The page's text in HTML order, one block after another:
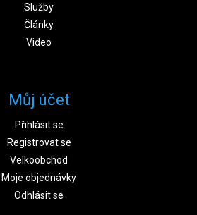
Služby
Články
Video
Můj účet
Přihlásit se
Registrovat se
Velkoobchod
Moje objednávky
Odhlásit se